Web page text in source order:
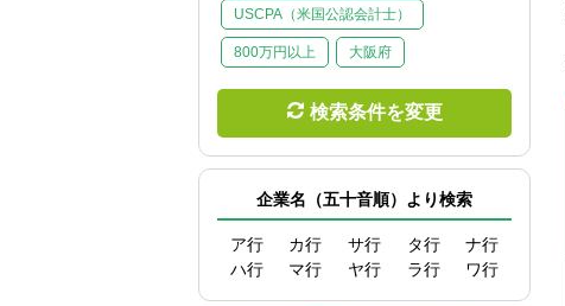
USCPA（米国公認会計士）
800万円以上 大阪府
検索条件を変更
企業名（五十音順）より検索
ア行 カ行 サ行 タ行
ナ行
ハ行
マ行 ヤ行 ラ行 ワ行